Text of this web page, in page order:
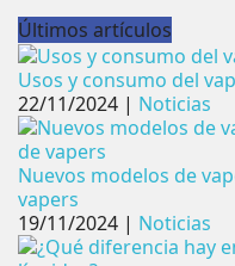
Últimos artículos
Usos y consumo del
22/11/2024 | Noticias
Nuevos modelos de
vapers
19/11/2024 | Noticias